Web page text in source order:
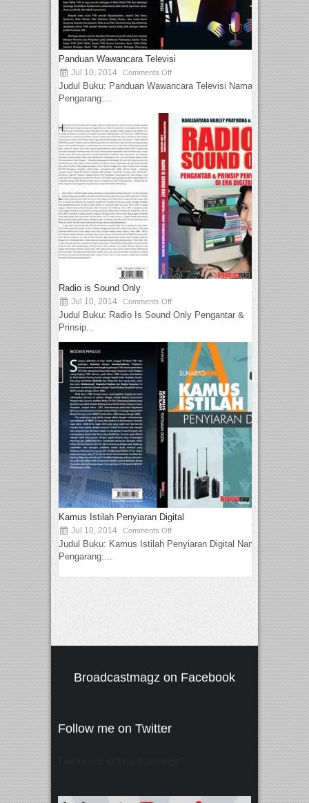
Panduan Wawancara Televisi
Jul 10, 2014 Comments Off
Judul Buku: Panduan Wawancara Televisi Nama
Pengarang:...
Radio is Sound Only
Jul 10, 2014 Comments Off
Judul Buku: Radio Is Sound Only Pengantar &
Prinsip...
Kamus Istilah Penyiaran Digital
Jul 10, 2014 Comments Off
Judul Buku: Kamus Istilah Penyiaran Digital Nama
Pengarang:...
Broadcastmagz on Facebook
Follow me on Twitter